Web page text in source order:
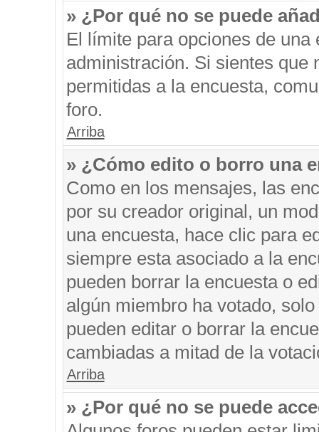
» ¿Por qué no se puede
El límite para opciones de una
administración. Si sientes que
permitidas a la encuesta,
foro.
Arriba
» ¿Cómo edito o borro una
Como en los mensajes, las
por su creador original, un
una encuesta, hace clic para
siempre esta asociado a la
pueden borrar la encuesta o
algún miembro ha votado,
pueden editar o borrar la
cambiadas a mitad de la
Arriba
» ¿Por qué no se puede